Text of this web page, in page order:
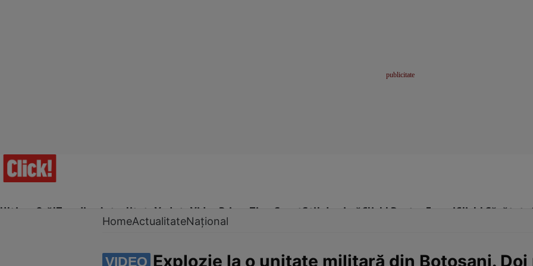
Ultima Oră!Trending Actualitate Vedete Video Prime Time SportStil de viațăClick! Pentru FemeiClick! Sănătate
HomeActualitateNațional
VIDEO Explozie la o unitate militară din Botoșani.